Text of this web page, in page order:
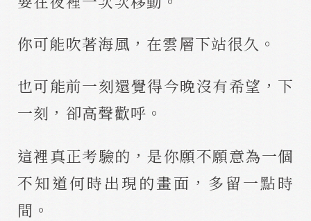
你可能吹著海風，在雲層下站很久。
也可能前一刻還覺得今晚沒有希望，下
一刻，卻高聲歡呼。
這裡真正考驗的，是你願不願意為一個
不知道何時出現的畫面，多留一點時
間。